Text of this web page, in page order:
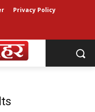
Privacy Policy